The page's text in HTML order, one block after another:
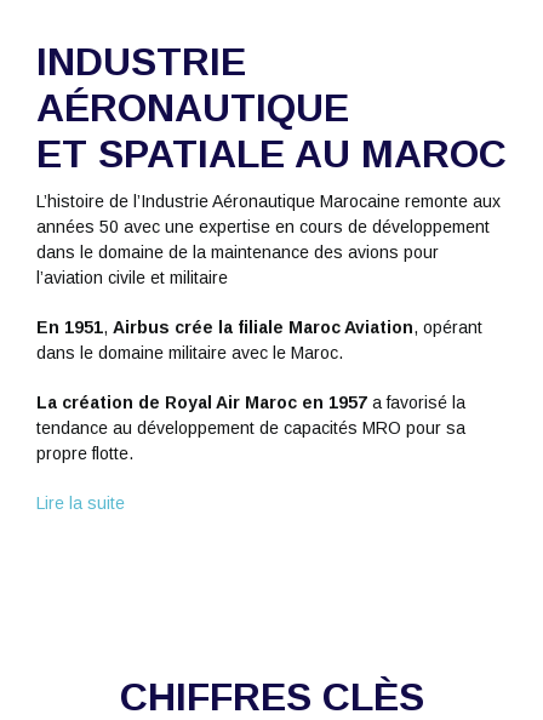
INDUSTRIE
AÉRONAUTIQUE
ET SPATIALE AU MAROC
L’histoire de l’Industrie Aéronautique Marocaine remonte aux
années 50 avec une expertise en cours de développement
dans le domaine de la maintenance des avions pour
l’aviation civile et militaire
En 1951, Airbus crée la filiale Maroc Aviation, opérant
dans le domaine militaire avec le Maroc.
La création de Royal Air Maroc en 1957a favorisé la
tendance au développement de capacités MRO pour sa
propre flotte.
Lire la suite
CHIFFRES CLÈS